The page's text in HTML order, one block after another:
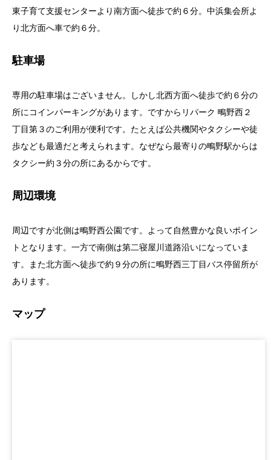
東子育て支援センターより南方面へ徒歩で約６分。中浜集会所よ
り北方面へ車で約６分。
駐車場
専用の駐車場はございません。しかし北西方面へ徒歩で約６分の
所にコインパーキングがあります。ですからリパーク 鴫野西２
丁目第３のご利用が便利です。たとえば公共機関やタクシーや徒
歩なども最適だと考えられます。なぜなら最寄りの鴫野駅からは
タクシー約３分の所にあるからです。
周辺環境
周辺ですが北側は鴫野西公園です。よって自然豊かな良いポイン
トとなります。一方で南側は第二寝屋川道路沿いになっていま
す。また北方面へ徒歩で約９分の所に鴫野西三丁目バス停留所が
あります。
マップ